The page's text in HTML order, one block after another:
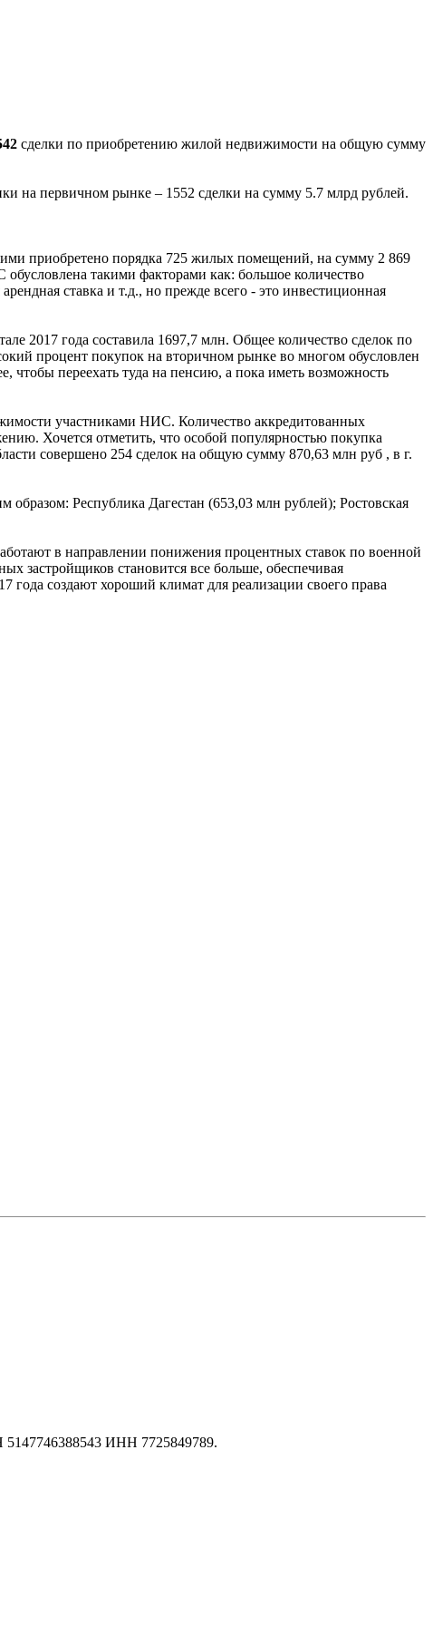
сделки по приобретению жилой недвижимости на общую сумму
на первичном рынке – 1552 сделки на сумму 5.7 млрд рублей.
приобретено порядка 725 жилых помещений, на сумму 2 869
такими факторами как: большое количество
ставка и т.д., но прежде всего - это инвестиционная
2017 года составила 1697,7 млн. Общее количество сделок по
процент покупок на вторичном рынке во многом обусловлен
чтобы переехать туда на пенсию, а пока иметь возможность
участниками НИС. Количество аккредитованных
Хочется отметить, что особой популярностью покупка
совершено 254 сделок на общую сумму 870,63 млн руб , в г.
Республика Дагестан (653,03 млн рублей); Ростовская
в направлении понижения процентных ставок по военной
застройщиков становится все больше, обеспечивая
создают хороший климат для реализации своего права
5147746388543 ИНН 7725849789.